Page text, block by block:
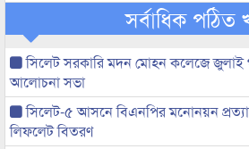
সর্বাধিক পঠিত
সিলেট সরকারি মদন মোহন কলেজে জুলাই
আলোচনা সভা
সিলেট-৫ আসনে বিএনপির মনোনয়ন
লিফলেট বিতরণ